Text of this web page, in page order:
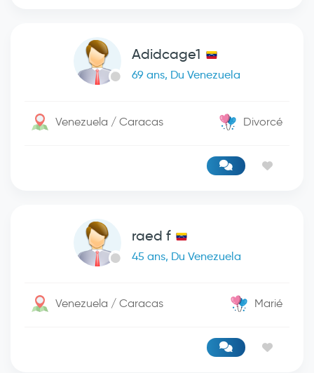
Adidcage1
69 ans, Du Venezuela
Venezuela / Caracas Divorcé
raed f
45 ans, Du Venezuela
Venezuela / Caracas Marié